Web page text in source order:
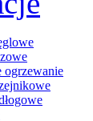
ogrzewanie